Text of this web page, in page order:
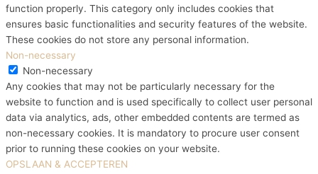
function properly. This category only includes cookies that
ensures basic functionalities and security features of the website.
These cookies do not store any personal information.
Non-necessary
Non-necessary
Any cookies that may not be particularly necessary for the
website to function and is used specifically to collect user personal
data via analytics, ads, other embedded contents are termed as
non-necessary cookies. It is mandatory to procure user consent
prior to running these cookies on your website.
OPSLAAN & ACCEPTEREN